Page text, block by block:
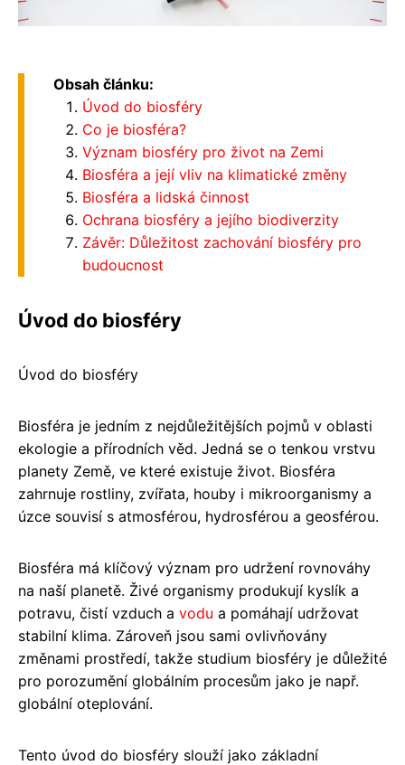
Obsah článku:
Úvod do biosféry
Co je biosféra?
Význam biosféry pro život na Zemi
Biosféra a její vliv na klimatické změny
Biosféra a lidská činnost
Ochrana biosféry a jejího biodiverzity
Závěr: Důležitost zachování biosféry pro
budoucnost
Úvod do biosféry
Úvod do biosféry
Biosféra je jedním z nejdůležitějších pojmů v oblasti
ekologie a přírodních věd. Jedná se o tenkou vrstvu
planety Země, ve které existuje život. Biosféra
zahrnuje rostliny, zvířata, houby i mikroorganismy a
úzce souvisí s atmosférou, hydrosférou a geosférou.
Biosféra má klíčový význam pro udržení rovnováhy
na naší planetě. Živé organismy produkují kyslík a
potravu, čistí vzduch a vodu a pomáhají udržovat
stabilní klima. Zároveň jsou sami ovlivňovány
změnami prostředí, takže studium biosféry je důležité
pro porozumění globálním procesům jako je např.
globální oteplování.
Tento úvod do biosféry slouží jako základní